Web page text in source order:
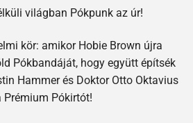
világban Pókpunk az úr!
kör: amikor Hobie Brown újra
Pókbandáját, hogy együtt építsék
Hammer és Doktor Otto Oktavius
Pókirtót!